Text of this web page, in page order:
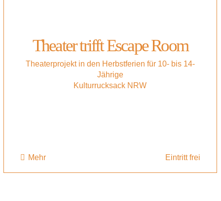
Theater trifft Escape Room
Theaterprojekt in den Herbstferien für 10- bis 14-
Jährige
Kulturrucksack NRW
Mehr Eintritt frei